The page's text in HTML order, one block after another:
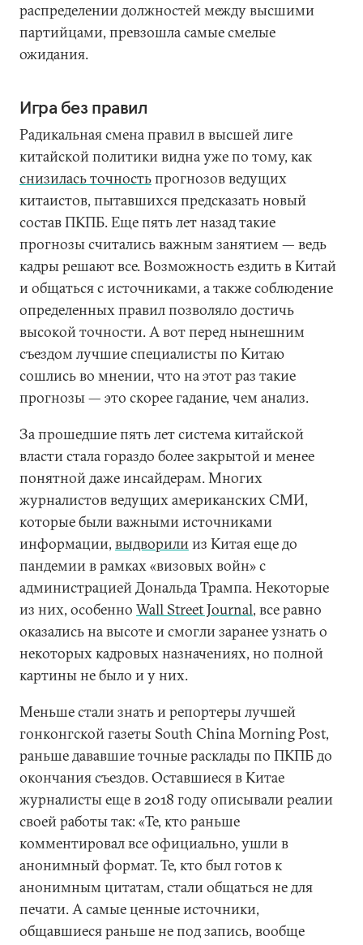
распределении должностей между высшими
партийцами, превзошла самые смелые
ожидания.
Игра без правил
Радикальная смена правил в высшей лиге
китайской политики видна уже по тому, как
снизилась точностьпрогнозов ведущих
китаистов, пытавшихся предсказать новый
состав ПКПБ. Еще пять лет назад такие
прогнозы считались важным занятием — ведь
кадры решают все. Возможность ездить в Китай
и общаться с источниками, а также соблюдение
определенных правил позволяло достичь
высокой точности. А вот перед нынешним
съездом лучшие специалисты по Китаю
сошлись во мнении, что на этот раз такие
прогнозы — это скорее гадание, чем анализ.
За прошедшие пять лет система китайской
власти стала гораздо более закрытой и менее
понятной даже инсайдерам. Многих
журналистов ведущих американских СМИ,
которые были важными источниками
информации, выдворилииз Китая еще до
пандемии в рамках «визовых войн» с
администрацией Дональда Трампа. Некоторые
из них, особенно Wall Street Journal, все равно
оказались на высоте и смогли заранее узнать о
некоторых кадровых назначениях, но полной
картины не было и у них.
Меньше стали знать и репортеры лучшей
гонконгской газеты South China Morning Post,
раньше дававшие точные расклады по ПКПБ до
окончания съездов. Оставшиеся в Китае
журналисты еще в 2018 году описывали реалии
своей работы так: «Те, кто раньше
комментировал все официально, ушли в
анонимный формат. Те, кто был готов к
анонимным цитатам, стали общаться не для
печати. А самые ценные источники,
общавшиеся раньше не под запись, вообще